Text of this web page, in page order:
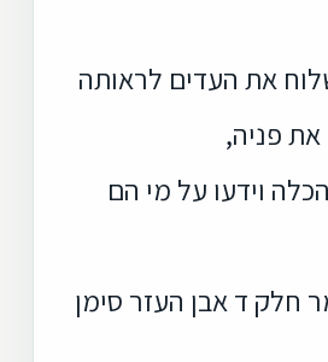
את העדים לראותה
פניה,
וידעו על מי הם
חלק ד אבן העזר סימן